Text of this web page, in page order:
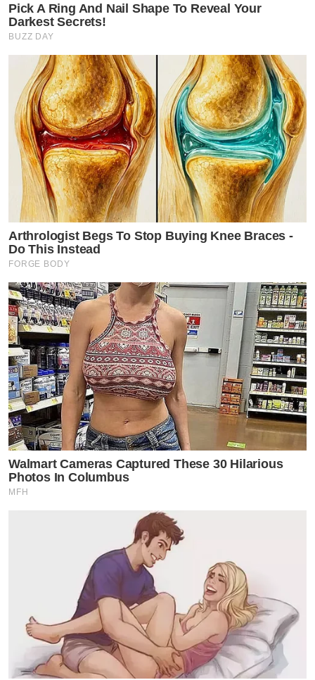
ขอขอบคุณภาพจาก IG:bitoeyrsiam
ใบเตยลั่น! เผยเคยคิดสั่น กลางวงนักข่าว!
แซวแร๊งงง “ใบเตย อาร์สยาม” อวดภาพขาสวย เเต่งาน
นี้เจอชาวเน็ตกระหน่ำทัก!
Pick A Ring And Nail Shape To Reveal Your
Darkest Secrets!
BUZZ DAY
Arthrologist Begs To Stop Buying Knee Braces -
Do This Instead
FORGE BODY
Walmart Cameras Captured These 30 Hilarious
Photos In Columbus
MFH